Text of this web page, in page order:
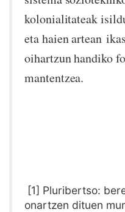
kolonialitateak
eta haien artean
oihartzun handiko
mantentzea.
[1] Pluribertso:
onartzen dituen